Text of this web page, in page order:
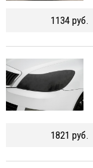
1134 руб.
1821 руб.